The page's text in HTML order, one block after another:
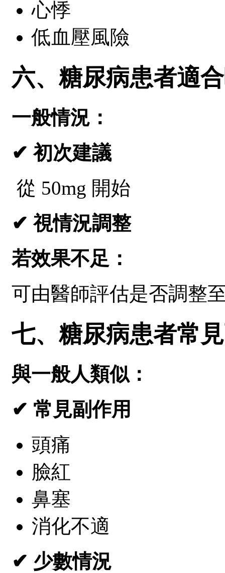
心悸
低血壓風險
六、糖尿病患者適
一般情況：
✔ 初次建議
從 50mg 開始
✔ 視情況調整
若效果不足：
可由醫師評估是否調整
七、糖尿病患者常
與一般人類似：
✔ 常見副作用
頭痛
臉紅
鼻塞
消化不適
✔ 少數情況